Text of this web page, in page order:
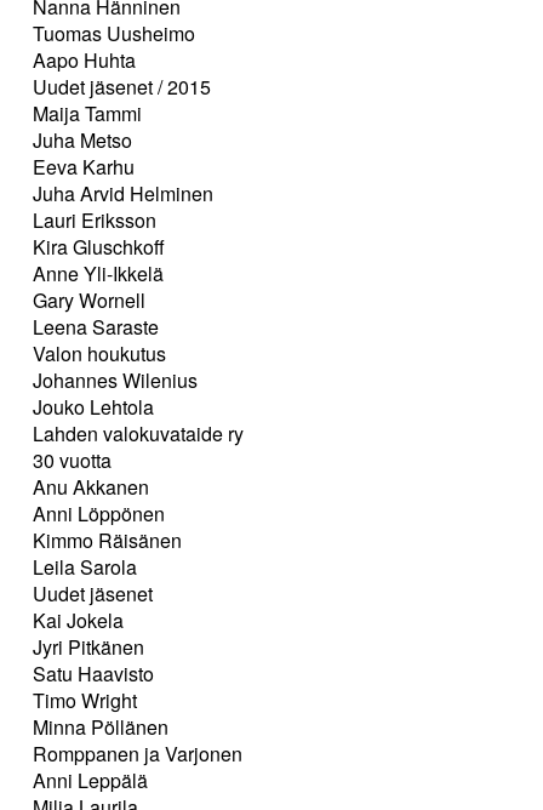
Nanna Hänninen
Tuomas Uusheimo
Aapo Huhta
Uudet jäsenet / 2015
Maija Tammi
Juha Metso
Eeva Karhu
Juha Arvid Helminen
Lauri Eriksson
Kira Gluschkoff
Anne Yli-Ikkelä
Gary Wornell
Leena Saraste
Valon houkutus
Johannes Wilenius
Jouko Lehtola
Lahden valokuvataide ry
30 vuotta
Anu Akkanen
Anni Löppönen
Kimmo Räisänen
Leila Sarola
Uudet jäsenet
Kai Jokela
Jyri Pitkänen
Satu Haavisto
Timo Wright
Minna Pöllänen
Romppanen ja Varjonen
Anni Leppälä